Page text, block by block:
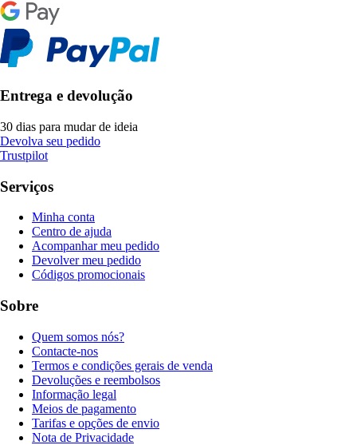
Entrega e devolução
30 dias para mudar de ideia
Devolva seu pedido
Trustpilot
Serviços
Minha conta
Centro de ajuda
Acompanhar meu pedido
Devolver meu pedido
Códigos promocionais
Sobre
Quem somos nós?
Contacte-nos
Termos e condições gerais de venda
Devoluções e reembolsos
Informação legal
Meios de pagamento
Tarifas e opções de envio
Nota de Privacidade